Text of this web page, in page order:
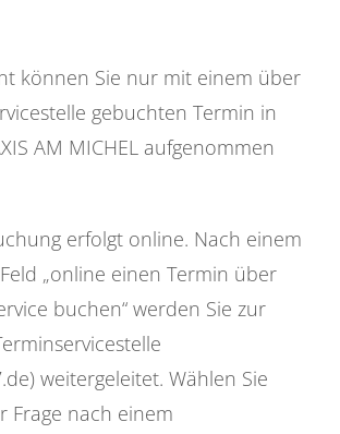
können Sie nur mit einem über
gebuchten Termin in
AM MICHEL aufgenommen
erfolgt online. Nach einem
„online einen Termin über
buchen“ werden Sie zur
weitergeleitet. Wählen Sie
Frage nach einem